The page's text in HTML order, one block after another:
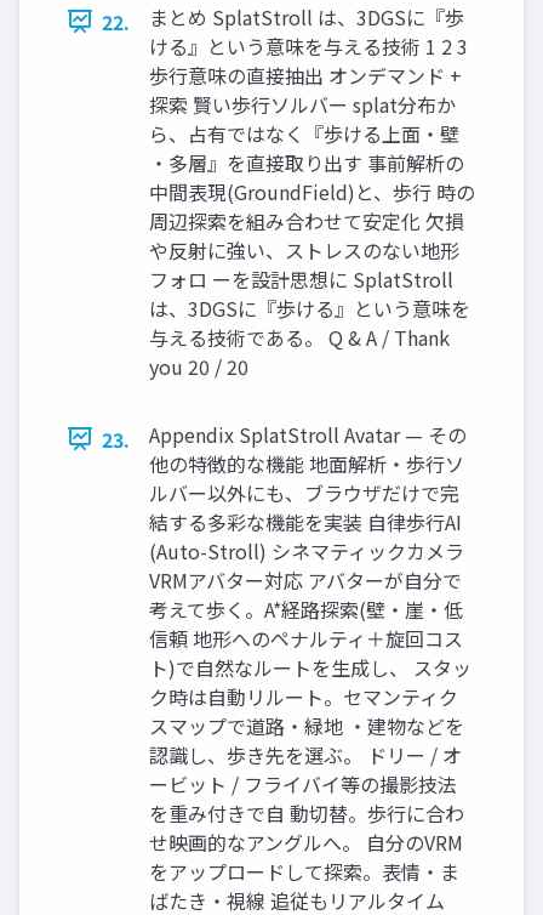
22.
まとめ SplatStroll は、3DGSに『歩
ける』という意味を与える技術 1 2 3
歩行意味の直接抽出 オンデマンド +
探索 賢い歩行ソルバー splat分布か
ら、占有ではなく『歩ける上面・壁
・多層』を直接取り出す 事前解析の
中間表現(GroundField)と、歩行 時の
周辺探索を組み合わせて安定化 欠損
や反射に強い、ストレスのない地形
フォロ ーを設計思想に SplatStroll
は、3DGSに『歩ける』という意味を
与える技術である。 Q & A / Thank
you 20 / 20
23.
Appendix SplatStroll Avatar — その
他の特徴的な機能 地面解析・歩行ソ
ルバー以外にも、ブラウザだけで完
結する多彩な機能を実装 自律歩行AI
(Auto-Stroll) シネマティックカメラ
VRMアバター対応 アバターが自分で
考えて歩く。A*経路探索(壁・崖・低
信頼 地形へのペナルティ＋旋回コス
ト)で自然なルートを生成し、 スタッ
ク時は自動リルート。セマンティク
スマップで道路・緑地 ・建物などを
認識し、歩き先を選ぶ。 ドリー / オ
ービット / フライバイ等の撮影技法
を重み付きで自 動切替。歩行に合わ
せ映画的なアングルへ。 自分のVRM
をアップロードして探索。表情・ま
ばたき・視線 追従もリアルタイム